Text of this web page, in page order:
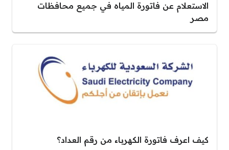
الاستعلام عن فاتورة المياه في جميع محافظات
مصر
كيف اعرف فاتورة الكهرباء من رقم العداد؟